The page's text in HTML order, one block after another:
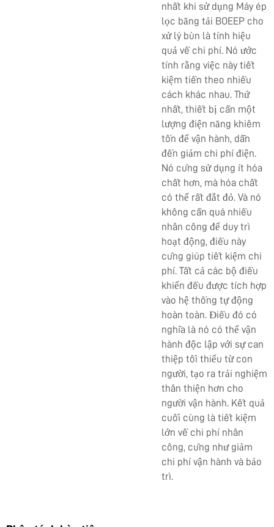
nhất khi sử dụng Máy ép
lọc băng tải BOEEP cho
xử lý bùn là tính hiệu
quả về chi phí. Nó ước
tính rằng việc này tiết
kiệm tiền theo nhiều
cách khác nhau. Thứ
nhất, thiết bị cần một
lượng điện năng khiêm
tốn để vận hành, dẫn
đến giảm chi phí điện.
Nó cũng sử dụng ít hóa
chất hơn, mà hóa chất
có thể rất đắt đỏ. Và nó
không cần quá nhiều
nhân công để duy trì
hoạt động, điều này
cũng giúp tiết kiệm chi
phí. Tất cả các bộ điều
khiển đều được tích hợp
vào hệ thống tự động
hoàn toàn. Điều đó có
nghĩa là nó có thể vận
hành độc lập với sự can
thiệp tối thiểu từ con
người, tạo ra trải nghiệm
thân thiện hơn cho
người vận hành. Kết quả
cuối cùng là tiết kiệm
lớn về chi phí nhân
công, cũng như giảm
chi phí vận hành và bảo
trì.